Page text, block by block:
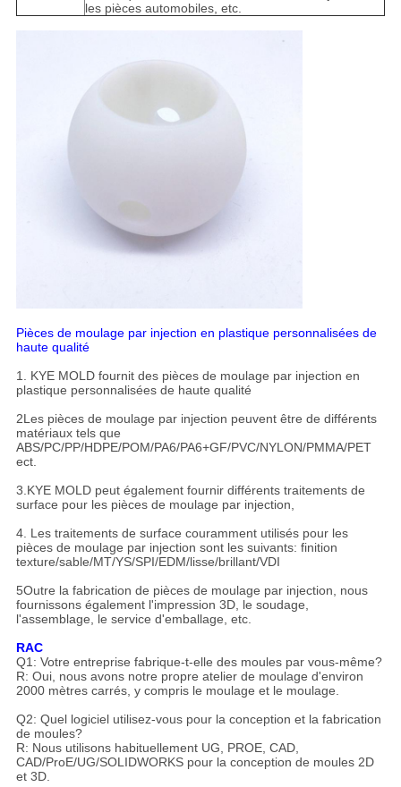
les pièces automobiles, etc.
Pièces de moulage par injection en plastique personnalisées de
haute qualité
1. KYE MOLD fournit des pièces de moulage par injection en
plastique personnalisées de haute qualité
2Les pièces de moulage par injection peuvent être de différents
matériaux tels que
ABS/PC/PP/HDPE/POM/PA6/PA6+GF/PVC/NYLON/PMMA/PET
ect.
3. KYE MOLD peut également fournir différents traitements de
surface pour les pièces de moulage par injection,
4. Les traitements de surface couramment utilisés pour les
pièces de moulage par injection sont les suivants: finition
texture/sable/MT/YS/SPI/EDM/lisse/brillant/VDI
5Outre la fabrication de pièces de moulage par injection, nous
fournissons également l'impression 3D, le soudage,
l'assemblage, le service d'emballage, etc.
RAC
Q1: Votre entreprise fabrique-t-elle des moules par vous-même?
R: Oui, nous avons notre propre atelier de moulage d'environ
2000 mètres carrés, y compris le moulage et le moulage.
Q2: Quel logiciel utilisez-vous pour la conception et la fabrication
de moules?
R: Nous utilisons habituellement UG, PROE, CAD,
CAD/ProE/UG/SOLIDWORKS pour la conception de moules 2D
et 3D.